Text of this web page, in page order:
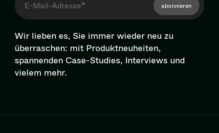
abonnieren
Wir lieben es, Sie immer wieder neu zu
überraschen: mit Pro­dukt­neu­hei­ten,
spannenden Case-Studies, Interviews und
vielem mehr.